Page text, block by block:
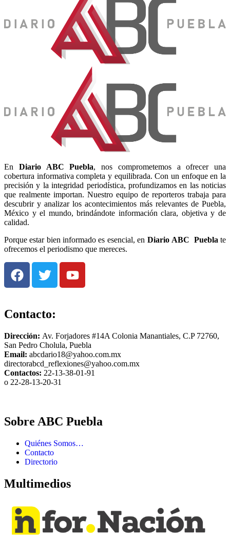
En Diario ABC Puebla, nos comprometemos a ofrecer una
cobertura informativa completa y equilibrada. Con un enfoque en la
precisión y la integridad periodística, profundizamos en las noticias
que realmente importan. Nuestro equipo de reporteros trabaja para
descubrir y analizar los acontecimientos más relevantes de Puebla,
México y el mundo, brindándote información clara, objetiva y de
calidad.
Porque estar bien informado es esencial, en Diario ABC Pueblate
ofrecemos el periodismo que mereces.
Contacto:
Dirección: Av. Forjadores #14A Colonia Manantiales, C.P 72760,
San Pedro Cholula, Puebla
Email: abcdario18@yahoo.com.mx
directorabcd_reflexiones@yahoo.com.mx
Contactos: 22-13-38-01-91
o 22-28-13-20-31
Sobre ABC Puebla
Quiénes Somos…
Contacto
Directorio
Multimedios